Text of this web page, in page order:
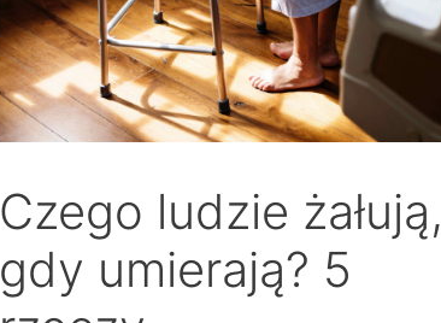
Czego ludzie żałują,
gdy umierają? 5